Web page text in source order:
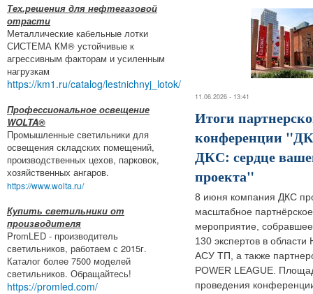
Тех.решения для нефтегазовой
отрасти
Металлические кабельные лотки
СИСТЕМА КМ® устойчивые к
агрессивным факторам и усиленным
нагрузкам
https://km1.ru/catalog/lestnichnyj_lotok/
Профессиональное освещение
WOLTA®
Промышленные светильники для
освещения складских помещений,
производственных цехов, парковок,
хозяйственных ангаров.
https://www.wolta.ru/
Купить светильники от
производителя
PromLED - производитель
светильников, работаем с 2015г.
Каталог более 7500 моделей
светильников. Обращайтесь!
https://promled.com/
11.06.2026 - 13:41
Итоги
конференции
ДКС: сердце
проекта"
8 июня компания ДКС
масштабное партнёрское
мероприятие,
130 экспертов в области
АСУ ТП, а также
POWER LEAGUE.
проведения